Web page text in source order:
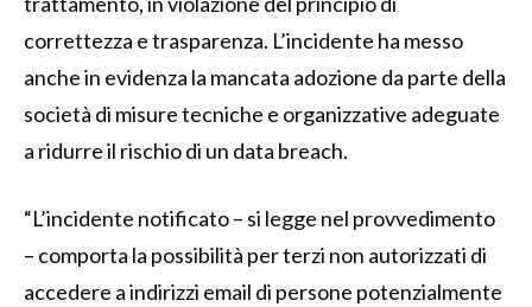
correttezza e trasparenza. L’incidente ha messo
anche in evidenza la mancata adozione da parte della
società di misure tecniche e organizzative adeguate
a ridurre il rischio di un data breach.
“L’incidente notificato – si legge nel provvedimento
– comporta la possibilità per terzi non autorizzati di
accedere a indirizzi email di persone potenzialmente